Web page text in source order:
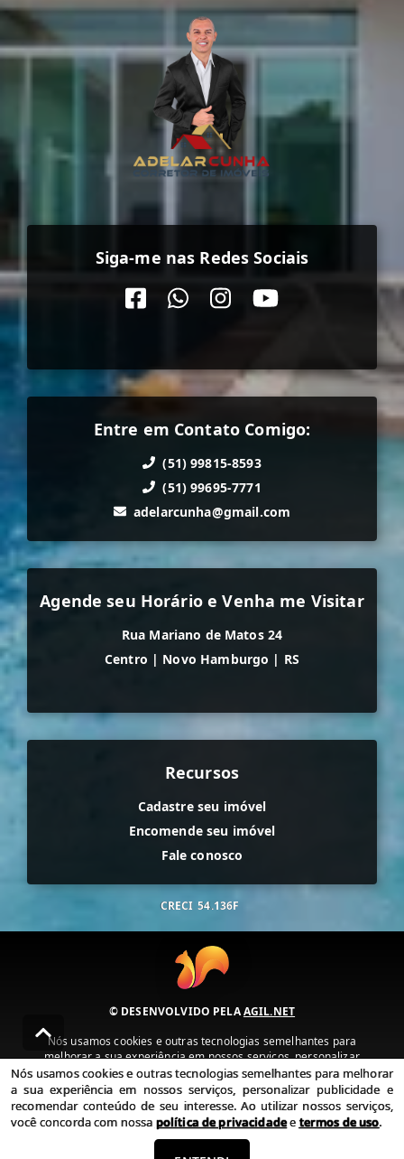
Siga-me nas Redes Sociais
Entre em Contato Comigo:
(51) 99815-8593
(51) 99695-7771
adelarcunha@gmail.com
Agende seu Horário e Venha me Visitar
Rua Mariano de Matos 24
Centro | Novo Hamburgo | RS
Recursos
Cadastre seu imóvel
Encomende seu imóvel
Fale conosco
CRECI 54.136F
© DESENVOLVIDO PELAAGIL.NET
Nós usamos cookies e outras tecnologias semelhantes para
melhorar a sua experiência em nossos serviços, personalizar
publicidade e recomendar conteúdo de seu interesse. Ao utilizar
nossos serviços, você concorda com nossa política de privacidade e
termos de uso.
Política de Privacidade Termos de uso
Nós usamos cookies e outras tecnologias semelhantes para melhorar
a sua experiência em nossos serviços, personalizar publicidade e
recomendar conteúdo de seu interesse. Ao utilizar nossos serviços,
você concorda com nossa política de privacidadeetermos de uso.